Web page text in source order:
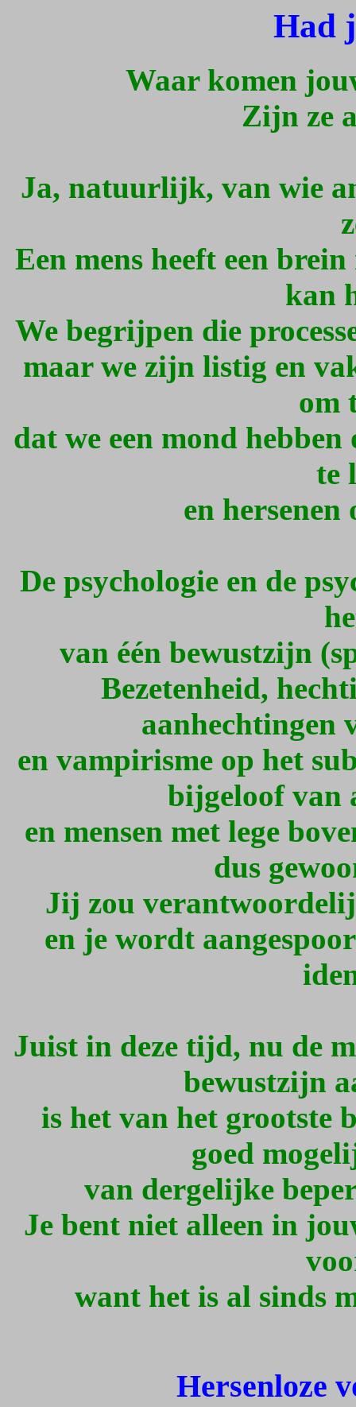
Had
Waar komen
Zijn ze
Ja, natuurlijk, van wie
Een mens heeft een
kan
We begrijpen die
maar we zijn listig en
om
dat we een mond
te
en hersenen
De psychologie en de
van één bewustzijn
Bezetenheid,
aanhechtingen
en vampirisme op het
bijgeloof van
en mensen met lege
dus
Jij zou
en je wordt
Juist in deze tijd, nu de
bewustzijn
is het van het grootste
goed
van dergelijke
Je bent niet alleen in
want het is al sinds
Hersenloze